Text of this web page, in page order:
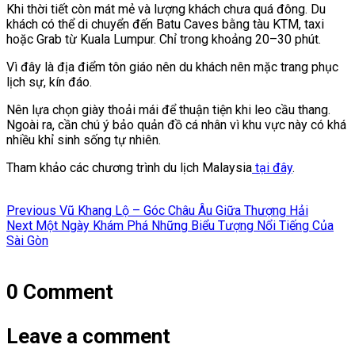
Khi thời tiết còn mát mẻ và lượng khách chưa quá đông. Du
khách có thể di chuyển đến Batu Caves bằng tàu KTM, taxi
hoặc Grab từ Kuala Lumpur. Chỉ trong khoảng 20–30 phút.
Vì đây là địa điểm tôn giáo nên du khách nên mặc trang phục
lịch sự, kín đáo.
Nên lựa chọn giày thoải mái để thuận tiện khi leo cầu thang.
Ngoài ra, cần chú ý bảo quản đồ cá nhân vì khu vực này có khá
nhiều khỉ sinh sống tự nhiên.
Tham khảo các chương trình du lịch Malaysia tại đây.
hướng
bài
Previous Previous
post:
Vũ Khang Lộ – Góc Châu Âu Giữa Thượng Hải
Next Next
post:
Một Ngày Khám Phá Những Biểu Tượng Nổi Tiếng Của
Sài Gòn
0 Comment
Leave a comment